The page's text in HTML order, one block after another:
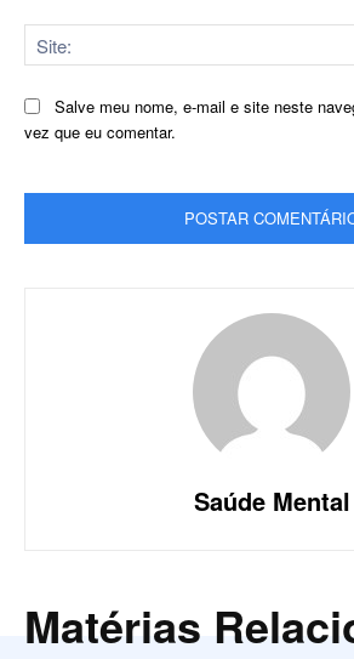
Salve meu nome, e-mail e site neste
vez que eu comentar.
Saúde Mental
Matérias